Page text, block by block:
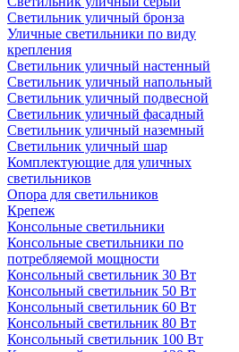
Светильник уличный бронза
Уличные светильники по виду
крепления
Светильник уличный настенный
Светильник уличный напольный
Светильник уличный подвесной
Светильник уличный фасадный
Светильник уличный наземный
Cветильник уличный шар
Комплектующие для уличных
светильников
Опора для светильников
Крепеж
Консольные светильники
Консольные светильники по
потребляемой мощности
Консольный светильник 30 Вт
Консольный светильник 50 Вт
Консольный светильник 60 Вт
Консольный светильник 80 Вт
Консольный светильник 100 Вт